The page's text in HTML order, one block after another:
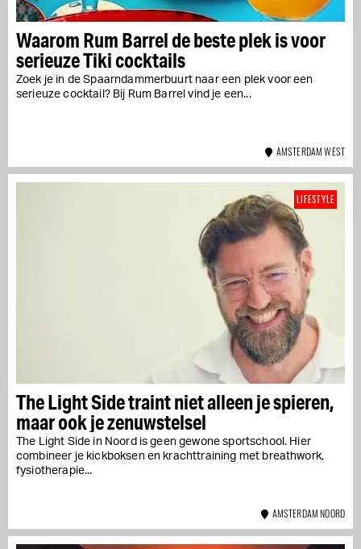
Waarom Rum Barrel de beste plek is voor
serieuze Tiki cocktails
Zoek je in de Spaarndammerbuurt naar een plek voor een
serieuze cocktail? Bij Rum Barrel vind je een...
AMSTERDAM WEST
The Light Side traint niet alleen je spieren,
maar ook je zenuwstelsel
The Light Side in Noord is geen gewone sportschool. Hier
combineer je kickboksen en krachttraining met breathwork,
fysiotherapie...
LIFESTYLE
AMSTERDAM NOORD